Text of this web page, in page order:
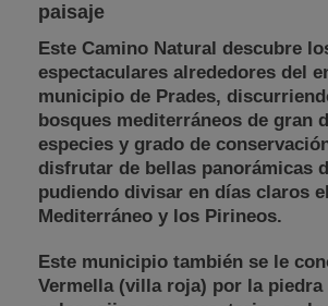
paisaje
Este Camino Natural descubre
espectaculares alrededores del
municipio de Prades,
bosques mediterráneos de gran
especies y grado de
disfrutar de bellas panorámicas
pudiendo divisar en días claros
Mediterráneo y los Pirineos.
Este municipio también se le
Vermella (villa roja) por la piedra